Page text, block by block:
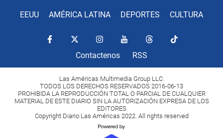
EEUU AMÉRICA LATINA DEPORTES CULTURA
Contactenos RSS
Las Américas Multimedia Group LLC.
TODOS LOS DERECHOS RESERVADOS 2016-06-13
PROHIBIDA LA REPRODUCCIÓN TOTAL O PARCIAL DE CUALQUIER
MATERIAL DE ESTE DIARIO SIN LA AUTORIZACIÓN EXPRESA DE LOS
EDITORES
Copyright Diario Las Américas 2022. All rights reserved